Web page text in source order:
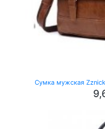
Сумка мужская